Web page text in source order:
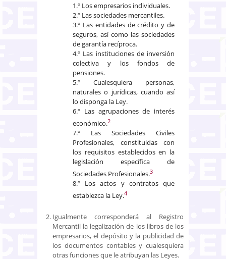
1.º Los empresarios individuales.
2.º Las sociedades mercantiles.
3.º Las entidades de crédito y de
seguros, así como las sociedades
de garantía recíproca.
4.º Las instituciones de inversión
colectiva y los fondos de
pensiones.
5.º Cualesquiera personas,
naturales o jurídicas, cuando así
lo disponga la Ley.
6.º Las agrupaciones de interés
económico.2
7.º Las Sociedades Civiles
Profesionales, constituidas con
los requisitos establecidos en la
legislación específica de
Sociedades Profesionales.3
8.º Los actos y contratos que
establezca la Ley.4
Igualmente corresponderá al Registro
Mercantil la legalización de los libros de los
empresarios, el depósito y la publicidad de
los documentos contables y cualesquiera
otras funciones que le atribuyan las Leyes.